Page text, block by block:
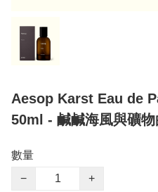
Aesop Karst Eau de
50ml - 鹹鹹海風與礦
數量
−
+